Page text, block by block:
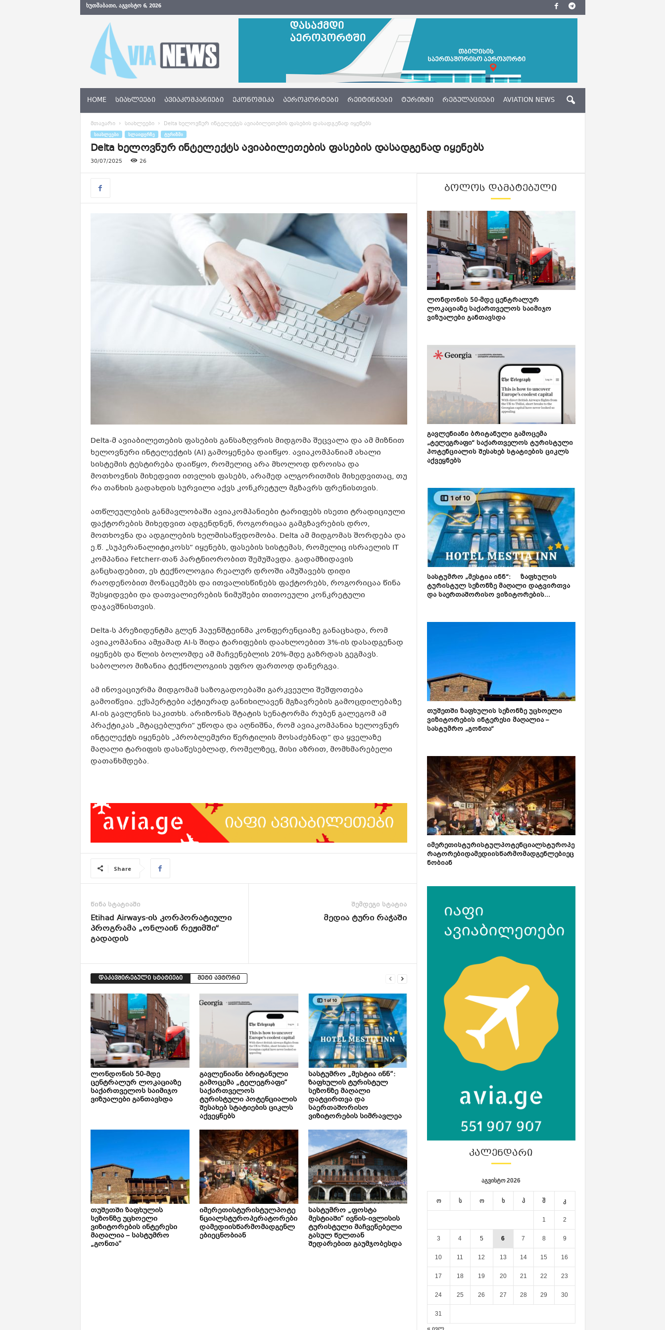
ᲮᲣᲗᲨᲐᲑᲐᲗᲘ, ᲐᲒᲕᲘᲡᲢᲝ 6, 2026
N
w
s
e
HOME ᲡᲘᲐᲮᲚᲔᲔᲑᲘ ᲐᲕᲘᲐᲙᲝᲛᲞᲐᲜᲘᲔᲑᲘ ᲔᲙᲝᲜᲝᲛᲘᲙᲐ ᲐᲔᲠᲝᲞᲝᲠᲢᲔᲑᲘ ᲠᲔᲘᲢᲘᲜᲒᲔᲑᲘ ᲢᲣᲠᲘᲖᲛᲘ ᲠᲔᲒᲣᲚᲐᲪᲘᲔᲑᲘ AVIATION NEWS
მთავარი სიახლეები Delta ხელოვნურ ინტელექტს ავიაბილეთების ფასების დასადგენად იყენებს
ᲡᲘᲐᲮᲚᲔᲔᲑᲘ ᲡᲚᲐᲘᲓᲔᲠᲖᲔ ᲢᲣᲠᲘᲖᲛᲘ
Delta ხელოვნურ ინტელექტს ავიაბილეთების ფასების დასადგენად იყენებს
30/07/2025 26
Delta-მ ავიაბილეთების ფასების განსაზღვრის მიდგომა შეცვალა და ამ მიზნით
ხელოვნური ინტელექტის (AI) გამოყენება დაიწყო. ავიაკომპანიამ ახალი
სისტემის ტესტირება დაიწყო, რომელიც არა მხოლოდ დროისა და
მოთხოვნის მიხედვით ითვლის ფასებს, არამედ ალგორითმის მიხედვითაც, თუ
რა თანხის გადახდის სურვილი აქვს კონკრეტულ მგზავრს ფრენისთვის.
ათწლეულების განმავლობაში ავიაკომპანიები ტარიფებს ისეთი ტრადიციული
ფაქტორების მიხედვით ადგენდნენ, როგორიცაა გამგზავრების დრო,
მოთხოვნა და ადგილების ხელმისაწვდომობა. Delta ამ მიდგომას შორდება და
ე.წ. „სუპერანალიტიკოსს“ იყენებს, ფასების სისტემას, რომელიც ისრაელის IT
კომპანია Fetcherr-თან პარტნიორობით შემუშავდა. გადამზიდავის
განცხადებით, ეს ტექნოლოგია რეალურ დროში ამუშავებს დიდი
რაოდენობით მონაცემებს და ითვალისწინებს ფაქტორებს, როგორიცაა წინა
შესყიდვები და დათვალიერების ნიმუშები თითოეული კონკრეტული
დაჯავშნისთვის.
Delta-ს პრეზიდენტმა გლენ ჰაუენშტეინმა კონფერენციაზე განაცხადა, რომ
ავიაკომპანია ამჟამად AI-ს შიდა ტარიფების დაახლოებით 3%-ის დასადგენად
იყენებს და წლის ბოლომდე ამ მაჩვენებლის 20%-მდე გაზრდას გეგმავს.
საბოლოო მიზანია ტექნოლოგიის უფრო ფართოდ დანერგვა.
ამ ინოვაციურმა მიდგომამ საზოგადოებაში გარკვეული შეშფოთება
გამოიწვია. ექსპერტები აქტიურად განიხილავენ მგზავრების გამოცდილებაზე
AI-ის გავლენის საკითხს. არიზონას შტატის სენატორმა რუბენ გალეგომ ამ
პრაქტიკას „მტაცებლური“ უწოდა და აღნიშნა, რომ ავიაკომპანია ხელოვნურ
ინტელექტს იყენებს „პრობლემური წერტილის მოსაძებნად“ და ყველაზე
მაღალი ტარიფის დასაწესებლად, რომელზეც, მისი აზრით, მომხმარებელი
დათანხმდება.
Share
წინა სტატიაში
Etihad Airways-ის კორპორატიული
პროგრამა „ონლაინ რეჟიმში“
გადადის
შემდეგი სტატია
მედია ტური რაჭაში
დაკავშირებული სტატიები მეტი ავტორი
ლონდონის 50-მდე
ცენტრალურ ლოკაციაზე
საქართველოს საიმიჯო
ვიზუალები განთავსდა
გავლენიანი ბრიტანული
გამოცემა „ტელეგრაფი“
საქართველოს
ტურისტული პოტენციალის
შესახებ სტატიების ციკლს
აქვეყნებს
სასტუმრო „მესტია ინნ“:
ზაფხულის ტურისტულ
სეზონზე მაღალი
დატვირთვა და
საერთაშორისო
ვიზიტორების სიმრავლეა
თუშეთში ზაფხულის
სეზონზე უცხოელი
ვიზიტორების ინტერესი
მაღალია – სასტუმრო
„გონთა“
იმერეთისტურისტულპოტე
ნციალსტუროპერატორები
დამედიისწარმომადგენლ
ებიეცნობიან
სასტუმრო „ფოსტა
მესტიაში“ ივნის-ივლისის
ტურისტული მაჩვენებელი
გასულ წელთან
შედარებით გაუმჯობესდა
ᲑᲝᲚᲝᲡ ᲓᲐᲛᲐᲢᲔᲑᲣᲚᲘ
ლონდონის 50-მდე ცენტრალურ
ლოკაციაზე საქართველოს საიმიჯო
ვიზუალები განთავსდა
გავლენიანი ბრიტანული გამოცემა
„ტელეგრაფი“ საქართველოს ტურისტული
პოტენციალის შესახებ სტატიების ციკლს
აქვეყნებს
სასტუმრო „მესტია ინნ“: ზაფხულის
ტურისტულ სეზონზე მაღალი დატვირთვა
და საერთაშორისო ვიზიტორების...
თუშეთში ზაფხულის სეზონზე უცხოელი
ვიზიტორების ინტერესი მაღალია –
სასტუმრო „გონთა“
იმერეთისტურისტულპოტენციალსტუროპე
რატორებიდამედიისწარმომადგენლებიეც
ნობიან
ᲙᲐᲚᲔᲜᲓᲐᲠᲘ
აგვისტო 2026
ო ს ო ხ პ შ კ
1 2
3 4 5 6 7 8 9
10 11 12 13 14 15 16
17 18 19 20 21 22 23
24 25 26 27 28 29 30
31